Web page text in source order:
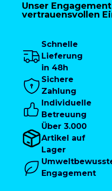
Unser
vertrauensvollen
Schnelle
Lieferung
in 48h
Sichere
Zahlung
Individuelle
Betreuung
Über 3.000
Artikel auf
Lager
Engagement